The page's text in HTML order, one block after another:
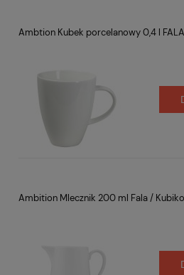
Ambtion Kubek porcelanowy 0,4 l
Ambition Mlecznik 200 ml Fala / Kubiko